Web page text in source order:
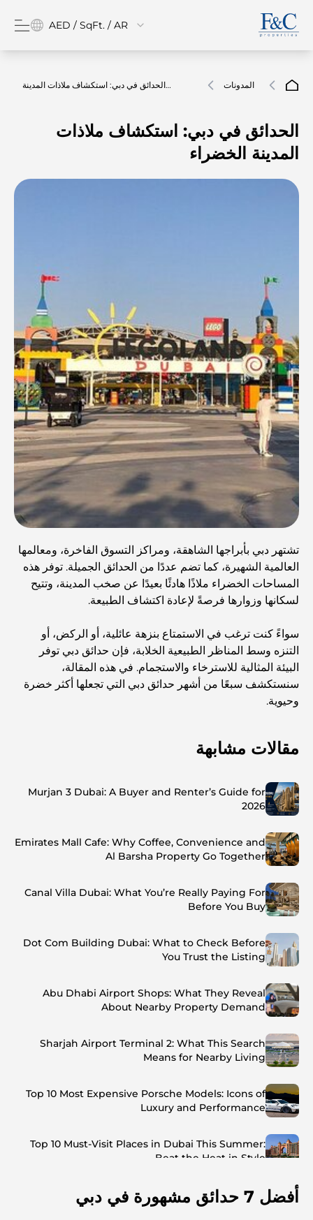
AED / SqFt. / AR
المدونات
الحدائق في دبي: استكشاف ملاذات المدينة
الحدائق في دبي: استكشاف ملاذات
المدينة الخضراء
تشتهر دبي بأبراجها الشاهقة، ومراكز التسوق الفاخرة، ومعالمها
العالمية الشهيرة، كما تضم ​​عددًا من الحدائق الجميلة. توفر هذه
المساحات الخضراء ملاذًا هادئًا بعيدًا عن صخب المدينة، وتتيح
لسكانها وزوارها فرصةً لإعادة اكتشاف الطبيعة.
سواءً كنت ترغب في الاستمتاع بنزهة عائلية، أو الركض، أو
التنزه وسط المناظر الطبيعية الخلابة، فإن حدائق دبي توفر
البيئة المثالية للاسترخاء والاستجمام. في هذه المقالة،
سنستكشف سبعًا من أشهر حدائق دبي التي تجعلها أكثر خضرة
وحيوية.
مقالات مشابهة
Murjan 3 Dubai: A Buyer and Renter’s Guide for
2026
Emirates Mall Cafe: Why Coffee, Convenience and
Al Barsha Property Go Together
Canal Villa Dubai: What You’re Really Paying For
Before You Buy
Dot Com Building Dubai: What to Check Before
You Trust the Listing
Abu Dhabi Airport Shops: What They Reveal
About Nearby Property Demand
Sharjah Airport Terminal 2: What This Search
Means for Nearby Living
Top 10 Most Expensive Porsche Models: Icons of
Luxury and Performance
Top 10 Must-Visit Places in Dubai This Summer:
Beat the Heat in Style
Top 7 Busiest Airports in the World: Hub of Global
Travel
أفضل 7 حدائق مشهورة في دبي